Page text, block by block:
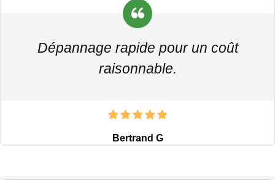
Dépannage rapide pour un coût
raisonnable.
Bertrand G